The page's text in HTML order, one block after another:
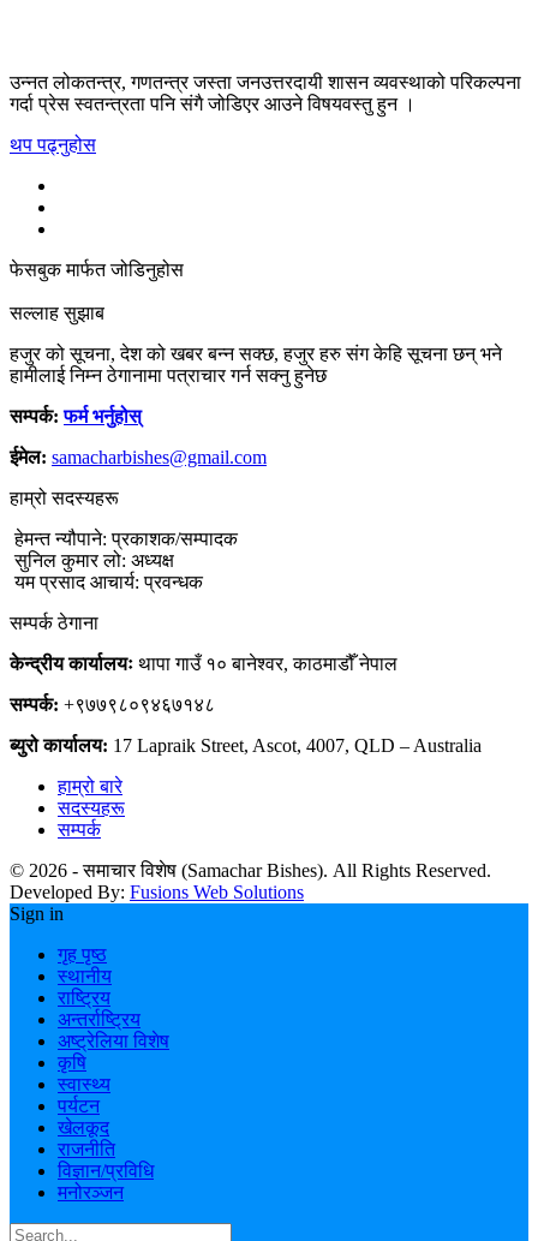
उन्नत लोकतन्त्र, गणतन्त्र जस्ता जनउत्तरदायी शासन व्यवस्थाको परिकल्पना
गर्दा प्रेस स्वतन्त्रता पनि संगै जोडिएर आउने विषयवस्तु हुन ।
थप पढ्नुहोस
फेसबुक मार्फत जोडिनुहोस
सल्लाह सुझाब
हजुर को सूचना, देश को खबर बन्न सक्छ, हजुर हरु संग केहि सूचना छन् भने
हामीलाई निम्न ठेगानामा पत्राचार गर्न सक्नु हुनेछ
सम्पर्क:फर्म भर्नुहोस्
ईमेल: samacharbishes@gmail.com
हाम्रो सदस्यहरू
हेमन्त न्यौपाने: प्रकाशक/सम्पादक
सुनिल कुमार लो: अध्यक्ष
यम प्रसाद आचार्य: प्रवन्धक
सम्पर्क ठेगाना
केन्द्रीय कार्यालयः थापा गाउँ १० बानेश्वर, काठमाडौँ नेपाल
सम्पर्क: +९७७९८०९४६७१४८
ब्युरो कार्यालय: 17 Lapraik Street, Ascot, 4007, QLD – Australia
हाम्रो बारे
सदस्यहरू
सम्पर्क
© 2026 - समाचार विशेष (Samachar Bishes). All Rights Reserved.
Developed By: Fusions Web Solutions
Sign in
गृह पृष्ठ
स्थानीय
राष्ट्रिय
अन्तर्राष्ट्रिय
अष्ट्रेलिया विशेष
कृषि
स्वास्थ्य
पर्यटन
खेलकूद
राजनीति
विज्ञान/प्रविधि
मनोरञ्जन